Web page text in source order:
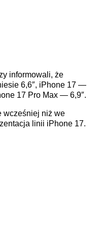
informowali, że
6,6″, iPhone 17 —
17 Pro Max — 6,9″.
wcześniej niż we
linii iPhone 17.